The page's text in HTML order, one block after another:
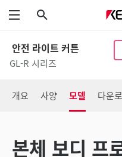
메뉴
안전 라이트 커튼
GL-R 시리즈
개요 사양 모델 다운
본체 보디 프